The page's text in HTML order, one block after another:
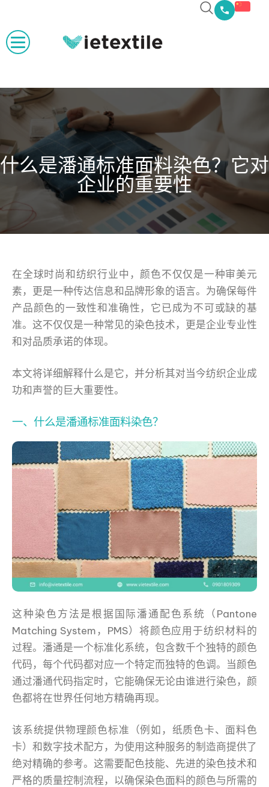
什么是潘通标准面料染色？它对
企业的重要性
在全球时尚和纺织行业中，颜色不仅仅是一种审美元
素，更是一种传达信息和品牌形象的语言。为确保每件
产品颜色的一致性和准确性，它已成为不可或缺的基
准。这不仅仅是一种常见的染色技术，更是企业专业性
和对品质承诺的体现。
本文将详细解释什么是它，并分析其对当今纺织企业成
功和声誉的巨大重要性。
一、什么是潘通标准面料染色？
这种染色方法是根据国际潘通配色系统（Pantone
Matching System，PMS）将颜色应用于纺织材料的
过程。潘通是一个标准化系统，包含数千个独特的颜色
代码，每个代码都对应一个特定而独特的色调。当颜色
通过潘通代码指定时，它能确保无论由谁进行染色，颜
色都将在世界任何地方精确再现。
该系统提供物理颜色标准（例如，纸质色卡、面料色
卡）和数字技术配方，为使用这种服务的制造商提供了
绝对精确的参考。这需要配色技能、先进的染色技术和
严格的质量控制流程，以确保染色面料的颜色与所需的